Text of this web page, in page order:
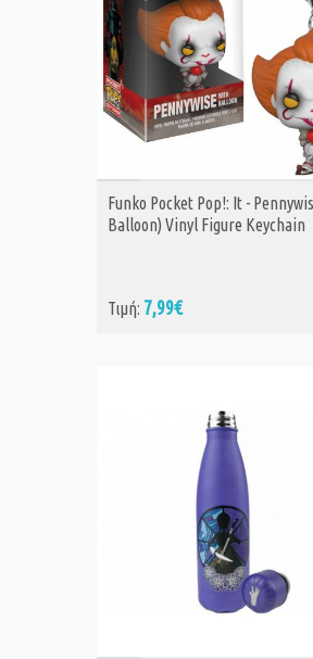
ΑΓΟΡΑ
Funko Pocket Pop!: It -
Balloon) Vinyl Figure Keychain
Τιμή: 7,99€